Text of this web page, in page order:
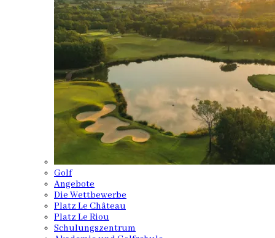
Golf
Angebote
Die Wettbewerbe
Platz Le Château
Platz Le Riou
Schulungszentrum